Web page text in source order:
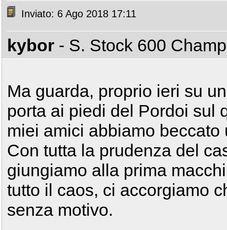
Inviato: 6 Ago 2018 17:11
kybor - S. Stock 600
Ma guarda, proprio ieri su
porta ai piedi del Pordoi sul
miei amici abbiamo
Con tutta la prudenza del
giungiamo alla prima
tutto il caos, ci accorgiamo
senza motivo.